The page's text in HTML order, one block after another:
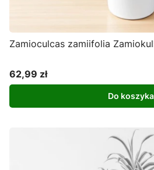
Zamioculcas zamiifolia
Cena
62,99 zł
Do koszyka